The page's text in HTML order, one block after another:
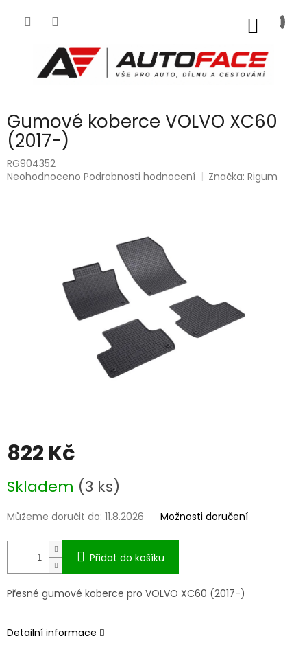
Gumové koberce VOLVO XC60
(2017-)
RG904352
Průměrné
Neohodnoceno Podrobnosti hodnocení Značka:Rigum
822 Kč
cena:
Skladem (3 ks)
Můžeme doručit do: 11.8.2026 Možnosti doručení
Přidat do košíku
Přesné gumové koberce pro VOLVO XC60 (2017-)
Detailní informace